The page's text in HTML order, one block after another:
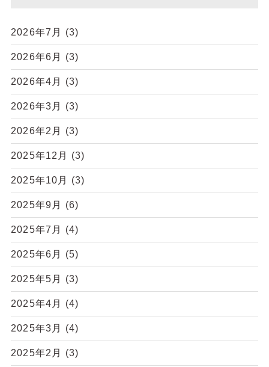
2026年7月 (3)
2026年6月 (3)
2026年4月 (3)
2026年3月 (3)
2026年2月 (3)
2025年12月 (3)
2025年10月 (3)
2025年9月 (6)
2025年7月 (4)
2025年6月 (5)
2025年5月 (3)
2025年4月 (4)
2025年3月 (4)
2025年2月 (3)